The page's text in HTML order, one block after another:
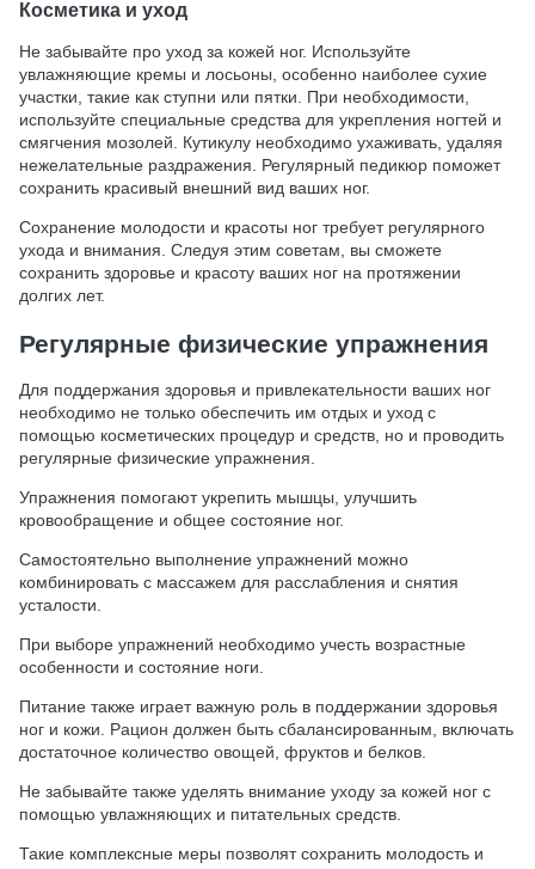
Косметика и уход
Не забывайте про уход за кожей ног. Используйте
увлажняющие кремы и лосьоны, особенно наиболее сухие
участки, такие как ступни или пятки. При необходимости,
используйте специальные средства для укрепления ногтей и
смягчения мозолей. Кутикулу необходимо ухаживать, удаляя
нежелательные раздражения. Регулярный педикюр поможет
сохранить красивый внешний вид ваших ног.
Сохранение молодости и красоты ног требует регулярного
ухода и внимания. Следуя этим советам, вы сможете
сохранить здоровье и красоту ваших ног на протяжении
долгих лет.
Регулярные физические упражнения
Для поддержания здоровья и привлекательности ваших ног
необходимо не только обеспечить им отдых и уход с
помощью косметических процедур и средств, но и проводить
регулярные физические упражнения.
Упражнения помогают укрепить мышцы, улучшить
кровообращение и общее состояние ног.
Самостоятельно выполнение упражнений можно
комбинировать с массажем для расслабления и снятия
усталости.
При выборе упражнений необходимо учесть возрастные
особенности и состояние ноги.
Питание также играет важную роль в поддержании здоровья
ног и кожи. Рацион должен быть сбалансированным, включать
достаточное количество овощей, фруктов и белков.
Не забывайте также уделять внимание уходу за кожей ног с
помощью увлажняющих и питательных средств.
Такие комплексные меры позволят сохранить молодость и